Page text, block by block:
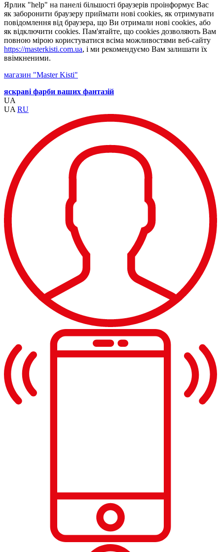
Ярлик "help" на панелі більшості браузерів проінформує Вас
як заборонити браузеру приймати нові cookies, як отримувати
повідомлення від браузера, що Ви отримали нові cookies, або
як відключити cookies. Пам'ятайте, що cookies дозволяють Вам
повною мірою користуватися всіма можливостями веб-сайту
https://masterkisti.com.ua, і ми рекомендуємо Вам залишати їх
ввімкненими.
магазин "Master Kisti"
яскраві фарби ваших фантазій
UA
UA RU